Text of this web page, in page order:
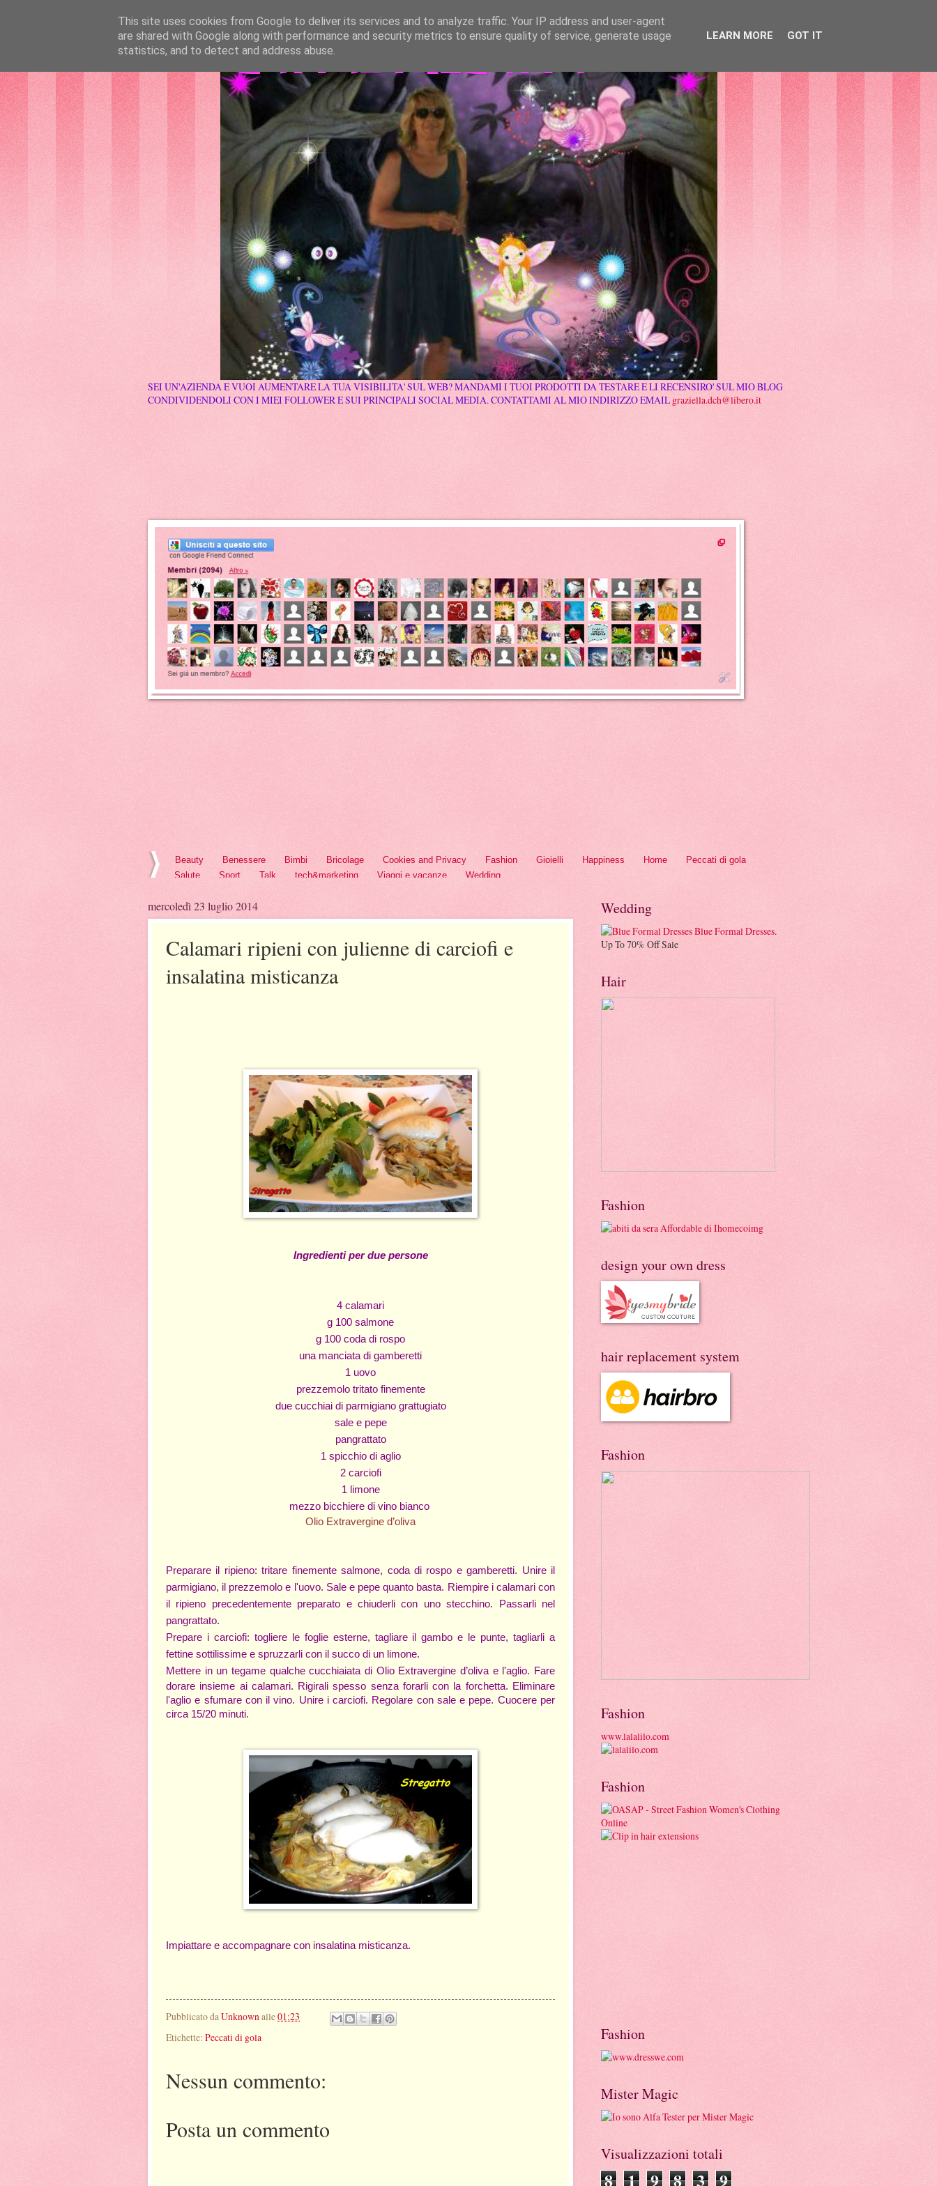
GATTASTREGATTA
SEI UN'AZIENDA E VUOI AUMENTARE LA TUA VISIBILITA' SUL WEB? MANDAMI I TUOI PRODOTTI DA TESTARE E LI RECENSIRO' SUL MIO BLOG
CONDIVIDENDOLI CON I MIEI FOLLOWER E SUI PRINCIPALI SOCIAL MEDIA. CONTATTAMI AL MIO INDIRIZZO EMAILgraziella.dch@libero.it
Beauty Benessere Bimbi Bricolage Cookies and Privacy Fashion Gioielli Happiness Home
Peccati di gola
Salute
Sport Talk tech&marketing Viaggi e vacanze Wedding
mercoledì 23 luglio 2014
Calamari ripieni con julienne di carciofi e
insalatina misticanza
Ingredienti per due persone
4 calamari
g 100 salmone
g 100 coda di rospo
una manciata di gamberetti
1 uovo
prezzemolo tritato finemente
due cucchiai di parmigiano grattugiato
sale e pepe
pangrattato
1 spicchio di aglio
2 carciofi
1 limone
mezzo bicchiere di vino bianco
Olio Extravergine d’oliva
Preparare il ripieno: tritare finemente salmone, coda di rospo e gamberetti. Unire il
parmigiano, il prezzemolo e l'uovo. Sale e pepe quanto basta. Riempire i calamari con
il ripieno precedentemente preparato e chiuderli con uno stecchino. Passarli nel
pangrattato.
Prepare i carciofi: togliere le foglie esterne, tagliare il gambo e le punte, tagliarli a
fettine sottilissime e spruzzarli con il succo di un limone.
Mettere in un tegame qualche cucchiaiata di Olio Extravergine d’oliva e l'aglio. Fare
dorare insieme ai calamari. Rigirali spesso senza forarli con la forchetta. Eliminare
l'aglio e sfumare con il vino. Unire i carciofi. Regolare con sale e pepe. Cuocere per
circa 15/20 minuti.
Impiattare e accompagnare con insalatina misticanza.
Pubblicato daUnknownalle01:23
Etichette: Peccati di gola
Nessun commento:
Posta un commento
Wedding
Blue Formal Dresses.
Up To 70% Off Sale
Hair
Fashion
design your own dress
hair replacement system
Fashion
Fashion
www.lalalilo.com
Fashion
Fashion
Mister Magic
Visualizzazioni totali
8 1 9 8 3 9
This site uses cookies from Google to deliver its services and to analyze traffic. Your IP address and user-agent
are shared with Google along with performance and security metrics to ensure quality of service, generate usage
statistics, and to detect and address abuse.
LEARN MORE GOT IT